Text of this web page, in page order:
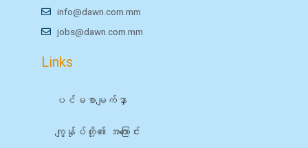
info@dawn.com.mm
jobs@dawn.com.mm
Links
ပင်မစာမျက်နှာ
ကျွန်ုပ်တို့၏ အကြောင်း